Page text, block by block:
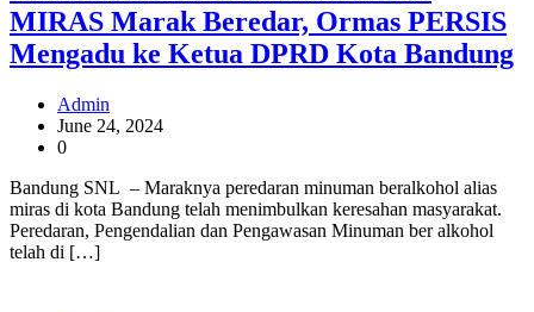
MIRAS Marak Beredar, Ormas PERSIS
Mengadu ke Ketua DPRD Kota Bandung
Admin
June 24, 2024
0
Bandung SNL – Maraknya peredaran minuman beralkohol alias
miras di kota Bandung telah menimbulkan keresahan masyarakat.
Peredaran, Pengendalian dan Pengawasan Minuman ber alkohol
telah di […]